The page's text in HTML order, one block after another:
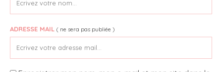
ADRESSE MAIL ( ne sera pas publiée )